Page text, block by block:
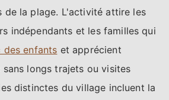
de la plage. L'activité attire les
indépendants et les familles qui
enfants et apprécient
longs trajets ou visites
distinctes du village incluent la